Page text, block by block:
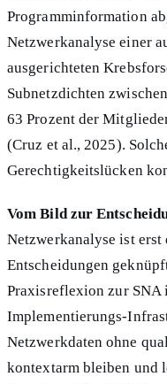
Programminformation
Netzwerkanalyse einer
ausgerichteten
Subnetzdichten
63 Prozent der
(Cruz et al., 2025).
Gerechtigkeitslücken
Vom Bild zur
Netzwerkanalyse ist
Entscheidungen
Praxisreflexion zur SNA
Implementierungs-
Netzwerkdaten ohne
kontextarm bleiben und